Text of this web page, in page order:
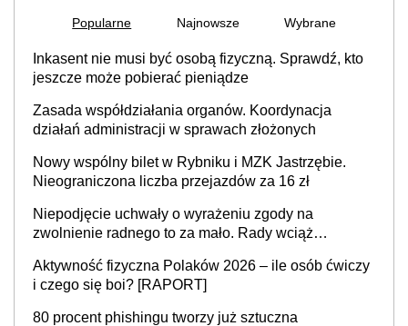
Popularne Najnowsze Wybrane
Inkasent nie musi być osobą fizyczną. Sprawdź, kto
jeszcze może pobierać pieniądze
Zasada współdziałania organów. Koordynacja
działań administracji w sprawach złożonych
Nowy wspólny bilet w Rybniku i MZK Jastrzębie.
Nieograniczona liczba przejazdów za 16 zł
Niepodjęcie uchwały o wyrażeniu zgody na
zwolnienie radnego to za mało. Rady wciąż
sprawy
Aktywność fizyczna Polaków 2026 – ile osób ćwiczy
i czego się boi? [RAPORT]
80 procent phishingu tworzy już sztuczna